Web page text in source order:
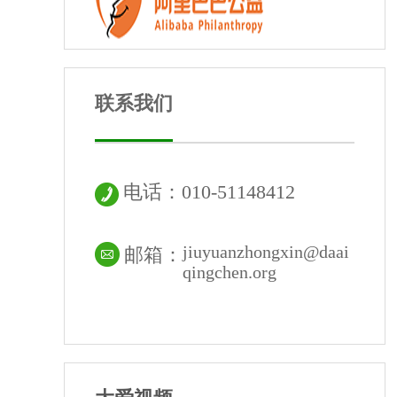
联系我们
电话：010-51148412
邮箱：jiuyuanzhongxin@daai
qingchen.org